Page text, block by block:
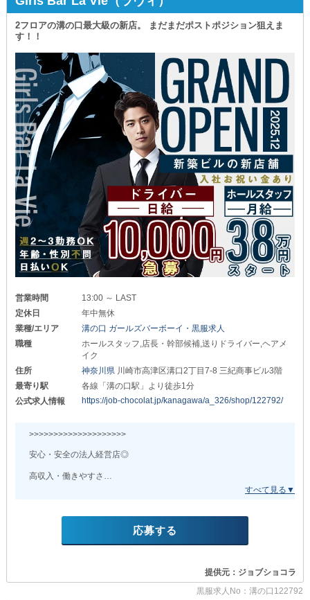
また、業界経験をお持ちの方は
さらに今年中にガルバの新店オープンを予定しており
チャンスがたくさん巡ってくるうえ
自分で掴み取っていける環境です！
★━━━━━－－－———————－－－━━━━━★
【Girls Bar Clover（クローバー）】
★━━━━━－－－———————－－－━━━━━★
✦《自由度》と《働きやすさ》について
￣￣￣￣￣￣￣￣￣￣￣￣￣￣￣￣￣￣￣
髪型・髪色・ヒゲ・タトウーは全て自由◎
ご自身のスタイルを変えることなく
すぐに勤務を始められます。
また、働き方については《週休2日制》を採用し
《大型連休》も設けてワークライフバランスを確保！
「オフが少なくて大変そう」
そんな業界へのイメージをお持ちではありませんか？
店舗の売上拡大とスタッフの高収入を実現します。
✦売上拡大は《すぐに》給与へ反映
￣￣￣￣￣￣￣￣￣￣￣￣￣￣￣￣￣￣￣
・売上目標達成した日は《当日》にボーナス（現金）支給
・月間の売上目標達成でボーナス（現金）支給
このように、迅速かつ誠実に
スタッフ全員の頑張りを還元するシステムです！
《昇給・昇格》についてももちろん随時行うため
┌──[ 給与体系はこちら ]──┐
*店長・幹部候補*
*ホールアルバイト*
└──────────────┘
2フロアの溝の口最大級の新店。 まだまだポストポジション狙えま
す！！
営業時間
13:00 ～ LAST
定休日
年中無休
業種/エリア
溝の口 ガールズバーボーイ・黒服求人
職種
ホールスタッフ,店長・幹部候補,送りドライバー,ヘアメ
イク
住所
神奈川県 川崎市高津区溝口2丁目7-8 三紀商事ビル3階
最寄り駅
各線「溝の口駅」より徒歩1分
公式求人情報
https://job-chocolat.jp/kanagawa/a_326/shop/122792/
>>>>>>>>>>>>>>>>>>>>
安心・安全の法人経営店◎
高収入・働きやすさ
>>>>>>>>>>>>>>>>>>>>
応募する
提供元：ジョブショコラ
黒服求人No：溝の口122792